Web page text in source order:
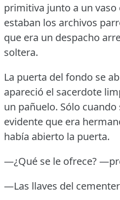
primitiva junto a un vaso
estaban los archivos
que era un despacho
soltera.
La puerta del fondo se
apareció el sacerdote
un pañuelo. Sólo
evidente que era
había abierto la puerta.
—¿Qué se le ofrece?
—Las llaves del